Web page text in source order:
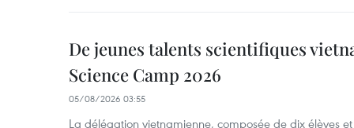
De jeunes talents scientifiques
Science Camp 2026
05/08/2026 03:55
La délégation vietnamienne, composée de dix élèves